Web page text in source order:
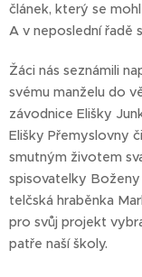
článek, který se
A v neposlední řadě
Žáci nás seznámili
svému manželu do
závodnice Elišky
Elišky Přemyslovny
smutným životem
spisovatelky
telčská hraběnka
pro svůj projekt
patře naší školy.